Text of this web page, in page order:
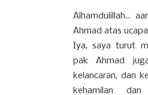
Alhamdulillah..
Ahmad atas
Iya, saya turut
pak Ahmad
kelancaran, dan
kehamilan dan